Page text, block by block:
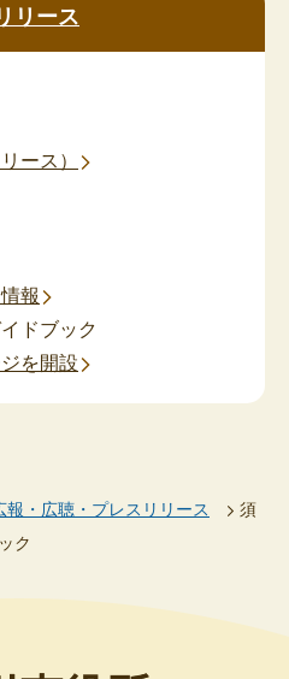
リース
ース）
報
ドブック
を開設
報・広聴・プレスリリース
須
ク